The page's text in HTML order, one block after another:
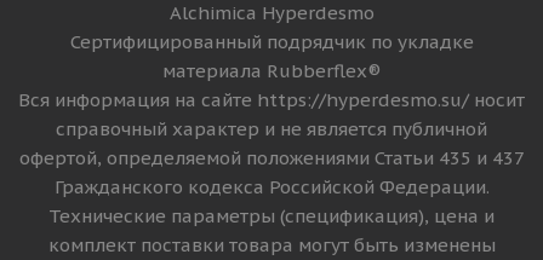
Alchimica Hyperdesmo
Сертифицированный подрядчик по укладке
материала Rubberflex®
Вся информация на сайте https://hyperdesmo.su/ носит
справочный характер и не является публичной
офертой, определяемой положениями Статьи 435 и 437
Гражданского кодекса Российской Федерации.
Технические параметры (спецификация), цена и
комплект поставки товара могут быть изменены